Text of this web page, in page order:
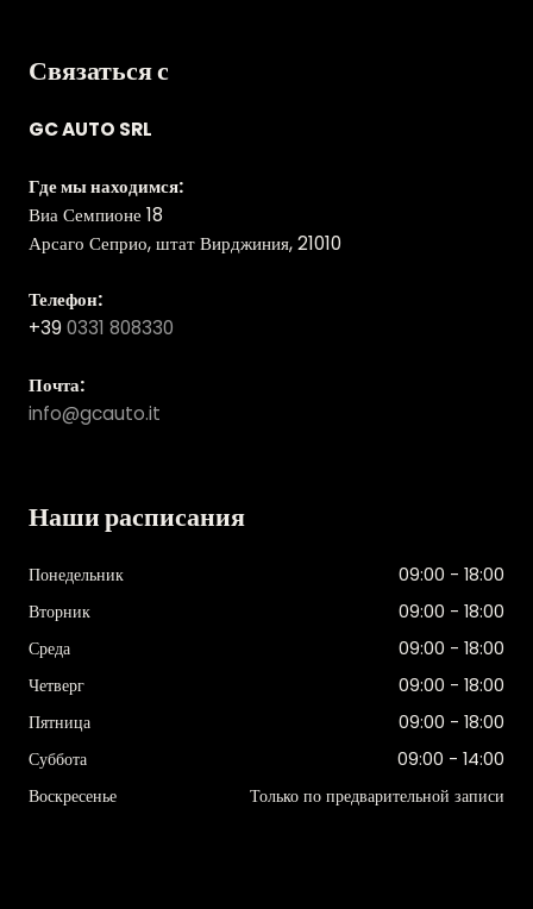
Связаться с
GC AUTO SRL
Где мы находимся:
Виа Семпионе 18
Арсаго Сеприо, штат Вирджиния, 21010
Телефон:
+39 0331 808330
Почта:
info@gcauto.it
Наши расписания
Понедельник
09:00 - 18:00
Вторник
09:00 - 18:00
Среда
09:00 - 18:00
Четверг
09:00 - 18:00
Пятница
09:00 - 18:00
Суббота
09:00 - 14:00
Воскресенье
Только по предварительной записи